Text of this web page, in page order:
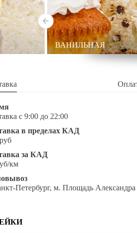
ВАНИЛЬНАЯ
с 9:00 до 22:00
в пределах КАД
за КАД
км
Петербург, м. Площадь